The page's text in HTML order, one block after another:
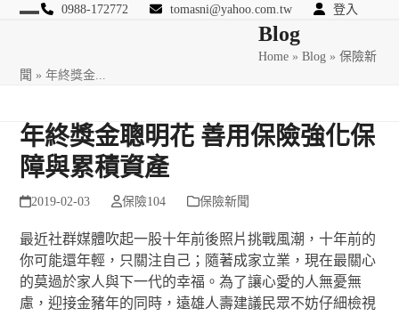
Skip
0988-172772 tomasni@yahoo.com.tw 登入
匯豐國際風險管理顧問Blog
Home »Blog »保險新
聞 »年終獎金...
年終獎金聰明花 善用保險強化保
障與累積資產
2019-02-03 保險104 保險新聞
最近社群媒體吹起一股十年前後照片挑戰風潮，十年前的
你可能還年輕，只關注自己；隨著成家立業，現在最關心
的莫過於家人與下一代的幸福。為了讓心愛的人無憂無
慮，迎接金豬年的同時，遠雄人壽建議民眾不妨仔細檢視